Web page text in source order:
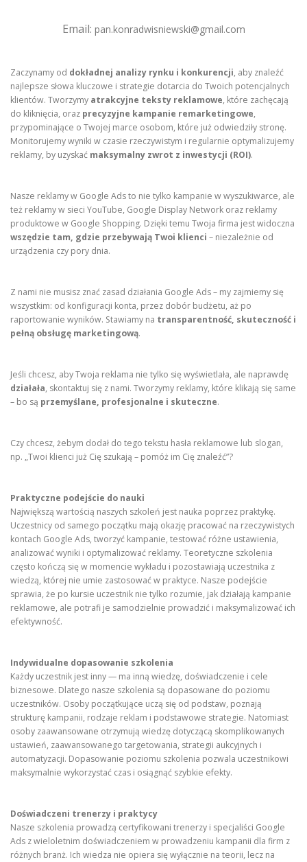
Email: pan.konradwisniewski@gmail.com
Zaczynamy od dokładnej analizy rynku i konkurencji, aby znaleźć
najlepsze słowa kluczowe i strategie dotarcia do Twoich potencjalnych
klientów. Tworzymy atrakcyjne teksty reklamowe, które zachęcają
do kliknięcia, oraz precyzyjne kampanie remarketingowe,
przypominające o Twojej marce osobom, które już odwiedziły stronę.
Monitorujemy wyniki w czasie rzeczywistym i regularnie optymalizujemy
reklamy, by uzyskać maksymalny zwrot z inwestycji (ROI).
Nasze reklamy w Google Ads to nie tylko kampanie w wyszukiwarce, ale
też reklamy w sieci YouTube, Google Display Network oraz reklamy
produktowe w Google Shopping. Dzięki temu Twoja firma jest widoczna
wszędzie tam, gdzie przebywają Twoi klienci – niezależnie od
urządzenia czy pory dnia.
Z nami nie musisz znać zasad działania Google Ads – my zajmiemy się
wszystkim: od konfiguracji konta, przez dobór budżetu, aż po
raportowanie wyników. Stawiamy na transparentność, skuteczność i
pełną obsługę marketingową.
Jeśli chcesz, aby Twoja reklama nie tylko się wyświetlała, ale naprawdę
działała, skontaktuj się z nami. Tworzymy reklamy, które klikają się same
– bo są przemyślane, profesjonalne i skuteczne.
Czy chcesz, żebym dodał do tego tekstu hasła reklamowe lub slogan,
np. „Twoi klienci już Cię szukają – pomóż im Cię znaleźć”?
Praktyczne podejście do nauki
Największą wartością naszych szkoleń jest nauka poprzez praktykę.
Uczestnicy od samego początku mają okazję pracować na rzeczywistych
kontach Google Ads, tworzyć kampanie, testować różne ustawienia,
analizować wyniki i optymalizować reklamy. Teoretyczne szkolenia
często kończą się w momencie wykładu i pozostawiają uczestnika z
wiedzą, której nie umie zastosować w praktyce. Nasze podejście
sprawia, że po kursie uczestnik nie tylko rozumie, jak działają kampanie
reklamowe, ale potrafi je samodzielnie prowadzić i maksymalizować ich
efektywność.
Indywidualne dopasowanie szkolenia
Każdy uczestnik jest inny — ma inną wiedzę, doświadczenie i cele
biznesowe. Dlatego nasze szkolenia są dopasowane do poziomu
uczestników. Osoby początkujące uczą się od podstaw, poznają
strukturę kampanii, rodzaje reklam i podstawowe strategie. Natomiast
osoby zaawansowane otrzymują wiedzę dotyczącą skomplikowanych
ustawień, zaawansowanego targetowania, strategii aukcyjnych i
automatyzacji. Dopasowanie poziomu szkolenia pozwala uczestnikowi
maksymalnie wykorzystać czas i osiągnąć szybkie efekty.
Doświadczeni trenerzy i praktycy
Nasze szkolenia prowadzą certyfikowani trenerzy i specjaliści Google
Ads z wieloletnim doświadczeniem w prowadzeniu kampanii dla firm z
różnych branż. Ich wiedza nie opiera się wyłącznie na teorii, lecz na